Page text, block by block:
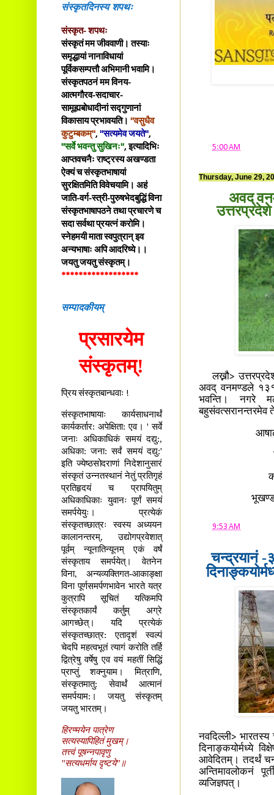
5:00 AM
Thursday, June 29,
अवद्
लख्नौ>
अवद् वनमण्डले १३१
भवन्ति। नगरे
बहुसंवत्सरानन्तरमेव
9:53 AM
चन्द्रयानं
नवदिल्ली>
दिनाङ्कयोर्मध्ये
आवेदितम्। तदर्थं
अन्तिमावलोकनं
व्यजिज्ञपत्।
संस्कृतदिनस्य शपथः
संस्कृत- शपथः
संस्कृतं मम जीववाणी। तस्याः
समृद्धायां नानाविधायां
पूर्विकसम्पत्तौ अभिमानी भवामि।
संस्कृतपठनं मम विनय-
आत्मगौरव-सदाचार-
सामूह्यबोधादीनां सद्गुणानां
विकासाय प्रभावयति। "वसुधैव
कुटुम्बकम्", "सत्यमेव जयते",
"सर्वे भवन्तु सुखिनः", इत्यादिभिः
आप्तवचनैः राष्ट्रस्य अखण्डता
ऐक्यं च संस्कृतभाषायां
सुरक्षितमिति विवेचयामि। अहं
जाति-वर्ग-स्त्री-पुरुषभेदबुद्धिं विना
संस्कृतभाषापठने तथा प्रचारणे च
सदा सर्वथा प्रयत्नं करोमि।
स्नेहमयी माता स्वपुत्रान् इव
अन्यभाषाः अपि आदरिष्ये।।
जयतु जयतु संस्कृतम्।
******************
सम्पादकीयम्
प्रसारयेम
संस्कृतम्!
प्रिय संस्कृतबान्धवाः !
संस्कृतभाषायाः कार्यसाधनार्थं
कार्यकर्तार: अपेक्षिता: एव। ' सर्वे
जनाः अधिकाधिकं समयं दद्यु:,
अधिका: जना: सर्वं समयं दद्यु:'
इति ज्येष्ठसोदराणां निदेशानुसारं
संस्कृतं उन्नतस्थानं नेतुं प्रतिगृहं
प्रतिहृदयं च प्रापयितुम्
अधिकाधिकाः युवानः पूर्णं समयं
समर्पयेयुः। प्रत्येकं
संस्कृतच्छात्रः स्वस्य अध्ययन
कालानन्तरम्, उद्योगप्रवेशात्
पूर्वम् न्यूनातिन्यूनम् एकं वर्षं
संस्कृताय समर्पयेत्। वेतनेन
विना, अन्यव्यक्तिगत-आकाङ्क्षा
विना पूर्णसमर्पणभावेन भारते यत्र
कुत्रापि सूचितं यत्किमपि
संस्कृतकार्यं कर्तुम् अग्रे
आगच्छेत्। यदि प्रत्येकं
संस्कृतच्छात्र: एतादृशं स्वल्पं
चेदपि महत्वभूतं त्यागं करोति तर्हि
द्वित्रेषु वर्षेषु एव वयं महतीं सिद्धिं
प्राप्तुं शक्नुयाम। मित्राणि,
संस्कृतमातु: सेवार्थं आत्मानं
समर्पयाम:। जयतु संस्कृतम्
जयतु भारतम्।
हिरण्मयेन पात्रेण
सत्यस्यापिहितं मुखम्।
तत्त्वं पूषन्नपावृणु
"सत्यधर्माय दृष्टये"॥